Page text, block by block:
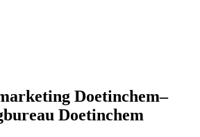
Doetinchem–
Doetinchem